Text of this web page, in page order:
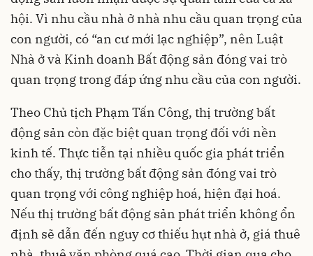
hội. Vì nhu cầu nhà ở nhà nhu cầu quan trọng của
con người, có “an cư mới lạc nghiệp”, nên Luật
Nhà ở và Kinh doanh Bất động sản đóng vai trò
quan trọng trong đáp ứng nhu cầu của con người.
Theo Chủ tịch Phạm Tấn Công, thị trường bất
động sản còn đặc biệt quan trọng đối với nền
kinh tế. Thực tiễn tại nhiều quốc gia phát triển
cho thấy, thị trường bất động sản đóng vai trò
quan trọng với công nghiệp hoá, hiện đại hoá.
Nếu thị trường bất động sản phát triển không ổn
định sẽ dẫn đến nguy cơ thiếu hụt nhà ở, giá thuê